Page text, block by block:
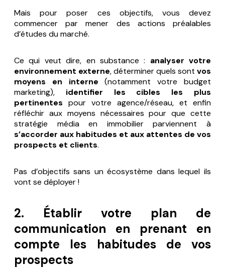
Mais pour poser ces objectifs, vous devez
commencer par mener des actions préalables
d’études du marché.
Ce qui veut dire, en substance : analyser votre
environnement externe, déterminer quels sont vos
moyens en interne (notamment votre budget
marketing), identifier les cibles les plus
pertinentes pour votre agence/réseau, et enfin
réfléchir aux moyens nécessaires pour que cette
stratégie média en immobilier parviennent à
s’accorder aux habitudes et aux attentes de vos
prospects et clients.
Pas d’objectifs sans un écosystème dans lequel ils
vont se déployer !
2. Établir votre plan de
communication en prenant en
compte les habitudes de vos
prospects